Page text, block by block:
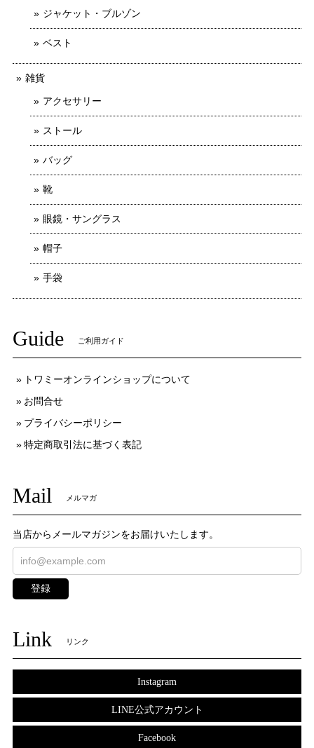
ジャケット・ブルゾン
ベスト
雑貨
アクセサリー
ストール
バッグ
靴
眼鏡・サングラス
帽子
手袋
Guide ご利用ガイド
トワミーオンラインショップについて
お問合せ
プライバシーポリシー
特定商取引法に基づく表記
Mail メルマガ
当店からメールマガジンをお届けいたします。
登録
Link リンク
Instagram
LINE公式アカウント
Facebook